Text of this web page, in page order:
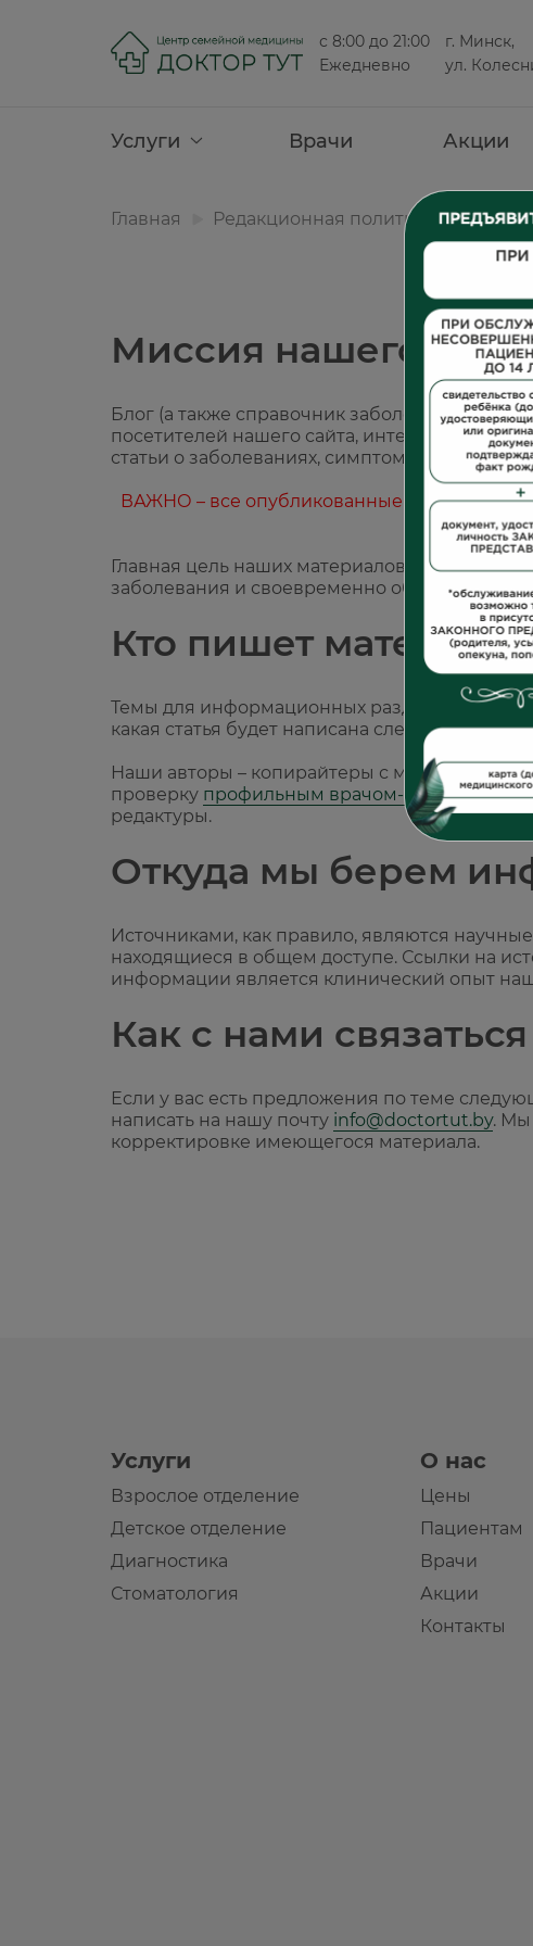
с 8:00 до 21:00
Ежедневно
г. Минск,
ул.
Услуги Врачи Акции
Главная Редакционная политика
Миссия нашего
Блог (а также справочник заболеваний и
посетителей нашего сайта,
статьи о заболеваниях, симптомах, методах
ВАЖНО – все опубликованные материалы
Главная цель наших материалов – помочь
заболевания и своевременно обратиться за
Кто пишет
Темы для информационных разделов нашего
какая статья будет написана следующей, и
Наши авторы – копирайтеры с медицинским
проверку профильным врачом-
редактуры.
Откуда мы берем
Источниками, как правило, являются
находящиеся в общем доступе. Ссылки на
информации является клинический опыт
Как с нами связаться
Если у вас есть предложения по теме
написать на нашу почту info@doctortut.by. Мы
корректировке имеющегося материала.
Услуги
Взрослое отделение
Детское отделение
Диагностика
Стоматология
О нас
Цены
Пациентам
Врачи
Акции
Контакты